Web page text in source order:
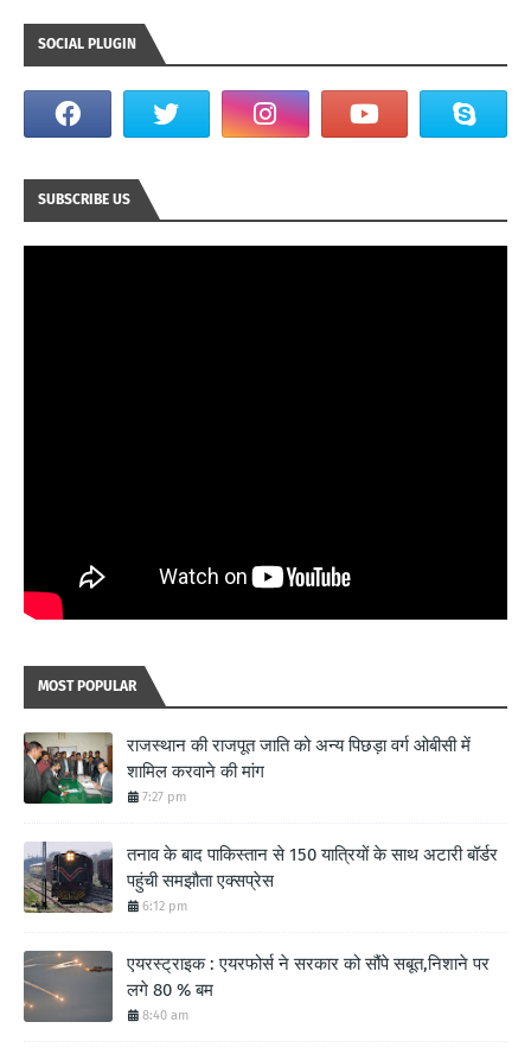
SOCIAL PLUGIN
SUBSCRIBE US
MOST POPULAR
राजस्थान की राजपूत जाति को अन्य पिछड़ा वर्ग ओबीसी में
शामिल करवाने की मांग
7:27 pm
तनाव के बाद पाकिस्तान से 150 यात्रियों के साथ अटारी बॉर्डर
पहुंची समझौता एक्सप्रेस
6:12 pm
एयरस्ट्राइक : एयरफोर्स ने सरकार को सौंपे सबूत,निशाने पर
लगे 80 % बम
8:40 am